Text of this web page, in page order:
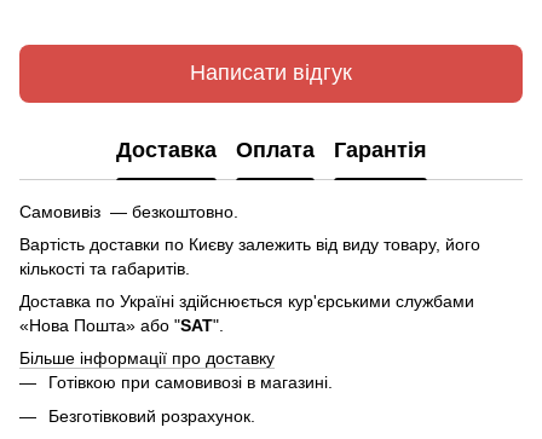
Написати відгук
Доставка Оплата Гарантія
Самовивіз — безкоштовно.
Вартість доставки по Києву залежить від виду товару, його
кількості та габаритів.
Доставка по Україні здійснюється кур'єрськими службами
«Нова Пошта» або "SAT".
Більше інформації про доставку
Готівкою при самовивозі в магазині.
Безготівковий розрахунок.